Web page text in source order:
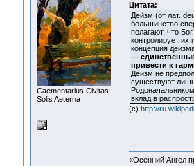
Сaementarius Civitas
Solis Aeterna
Цитата:
Деи́зм (от лат.
большинство
полагают, что
контролирует их
концепция
—
привести к
Деизм не
существуют
вклад в
(с) http://
«Осенний Ангел